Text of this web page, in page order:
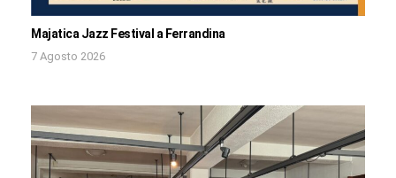
Majatica Jazz Festival a Ferrandina
7 Agosto 2026